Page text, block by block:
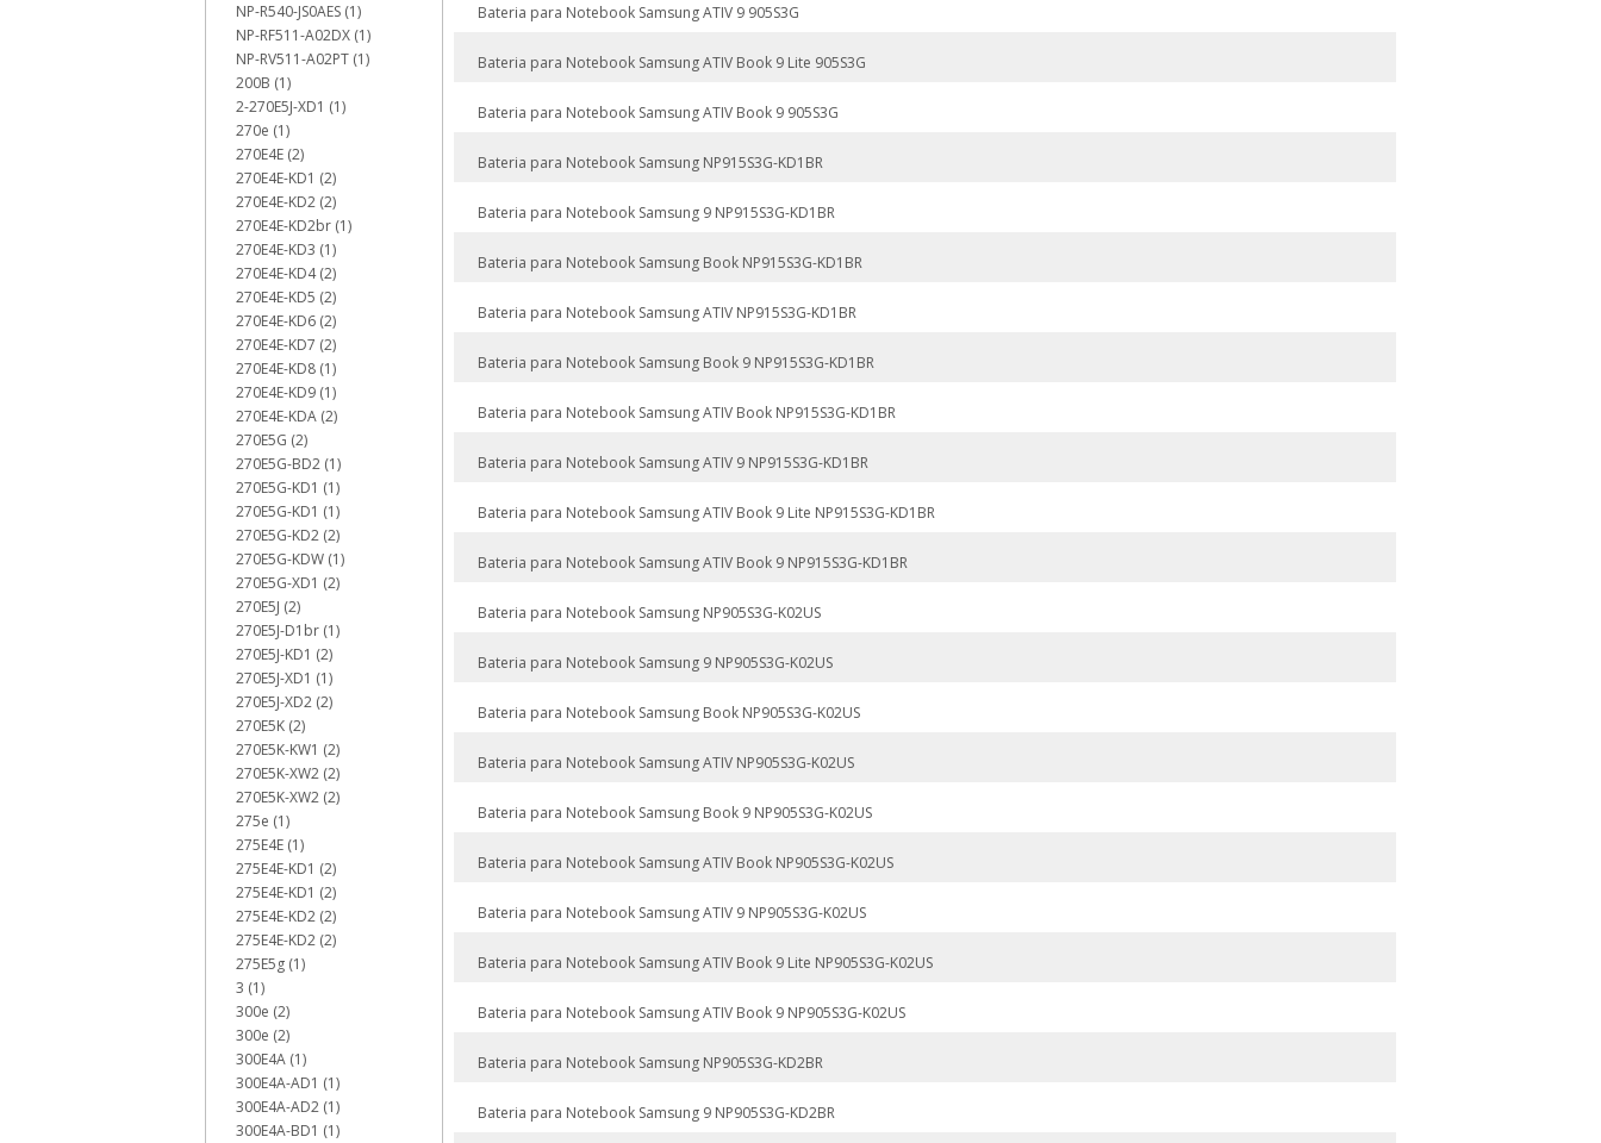
NP-R540-JS0AES (1)
NP-RF511-A02DX (1)
NP-RV511-A02PT (1)
200B (1)
2-270E5J-XD1 (1)
270e (1)
270E4E (2)
270E4E-KD1 (2)
270E4E-KD2 (2)
270E4E-KD2br (1)
270E4E-KD3 (1)
270E4E-KD4 (2)
270E4E-KD5 (2)
270E4E-KD6 (2)
270E4E-KD7 (2)
270E4E-KD8 (1)
270E4E-KD9 (1)
270E4E-KDA (2)
270E5G (2)
270E5G-BD2 (1)
270E5G-KD1 (1)
270E5G-KD1 (1)
270E5G-KD2 (2)
270E5G-KDW (1)
270E5G-XD1 (2)
270E5J (2)
270E5J-D1br (1)
270E5J-KD1 (2)
270E5J-XD1 (1)
270E5J-XD2 (2)
270E5K (2)
270E5K-KW1 (2)
270E5K-XW2 (2)
270E5K-XW2 (2)
275e (1)
275E4E (1)
275E4E-KD1 (2)
275E4E-KD1 (2)
275E4E-KD2 (2)
275E4E-KD2 (2)
275E5g (1)
3 (1)
300e (2)
300e (2)
300E4A (1)
300E4A-AD1 (1)
300E4A-AD2 (1)
300E4A-BD1 (1)
Bateria para Notebook Samsung ATIV 9 905S3G
Bateria para Notebook Samsung ATIV Book 9 Lite 905S3G
Bateria para Notebook Samsung ATIV Book 9 905S3G
Bateria para Notebook Samsung NP915S3G-KD1BR
Bateria para Notebook Samsung 9 NP915S3G-KD1BR
Bateria para Notebook Samsung Book NP915S3G-KD1BR
Bateria para Notebook Samsung ATIV NP915S3G-KD1BR
Bateria para Notebook Samsung Book 9 NP915S3G-KD1BR
Bateria para Notebook Samsung ATIV Book NP915S3G-KD1BR
Bateria para Notebook Samsung ATIV 9 NP915S3G-KD1BR
Bateria para Notebook Samsung ATIV Book 9 Lite NP915S3G-KD1BR
Bateria para Notebook Samsung ATIV Book 9 NP915S3G-KD1BR
Bateria para Notebook Samsung NP905S3G-K02US
Bateria para Notebook Samsung 9 NP905S3G-K02US
Bateria para Notebook Samsung Book NP905S3G-K02US
Bateria para Notebook Samsung ATIV NP905S3G-K02US
Bateria para Notebook Samsung Book 9 NP905S3G-K02US
Bateria para Notebook Samsung ATIV Book NP905S3G-K02US
Bateria para Notebook Samsung ATIV 9 NP905S3G-K02US
Bateria para Notebook Samsung ATIV Book 9 Lite NP905S3G-K02US
Bateria para Notebook Samsung ATIV Book 9 NP905S3G-K02US
Bateria para Notebook Samsung NP905S3G-KD2BR
Bateria para Notebook Samsung 9 NP905S3G-KD2BR